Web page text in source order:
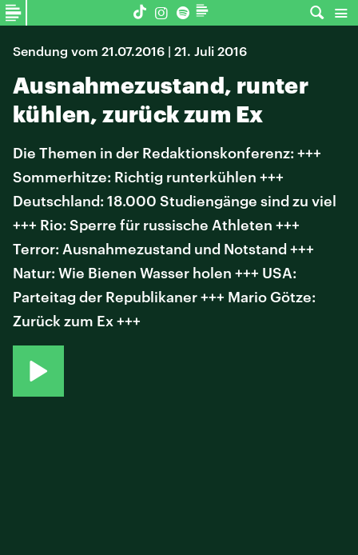
Sendung vom 21.07.2016 | 21. Juli 2016
Ausnahmezustand, runter
kühlen, zurück zum Ex
Die Themen in der Redaktionskonferenz: +++
Sommerhitze: Richtig runterkühlen +++
Deutschland: 18.000 Studiengänge sind zu viel
+++ Rio: Sperre für russische Athleten +++
Terror: Ausnahmezustand und Notstand +++
Natur: Wie Bienen Wasser holen +++ USA:
Parteitag der Republikaner +++ Mario Götze:
Zurück zum Ex +++